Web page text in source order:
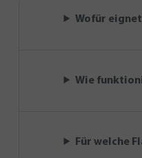
Wofür
Wie
Für welche